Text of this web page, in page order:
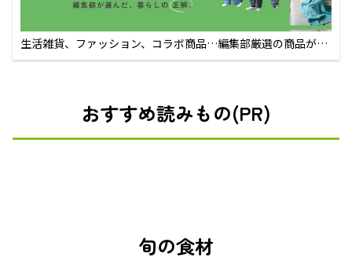
生活雑貨、ファッション、コラボ商品…編集部厳選の商品が買
えるECサイト
おすすめ読みもの(PR)
旬の食材